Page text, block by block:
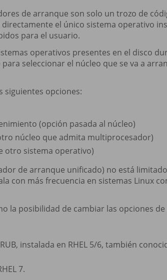
de arranque son solo un trozo de
el único sistema operativo
para el usuario.
operativos presentes en el disco
seleccionar el núcleo que se va a
siguientes opciones:
(opción pasada al núcleo)
núcleo que admita multiprocesador)
otro sistema operativo)
de arranque unificado) no está
con más frecuencia en sistemas Linux
la posibilidad de cambiar las opciones
instalada en RHEL 5/6, también
7.